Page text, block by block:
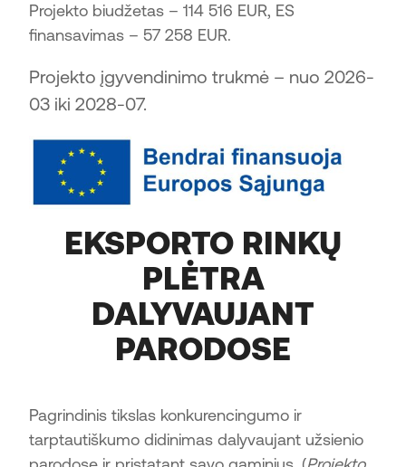
Projekto biudžetas – 114 516 EUR, ES
finansavimas – 57 258 EUR.
Projekto įgyvendinimo trukmė – nuo 2026-
03 iki 2028-07.
EKSPORTO RINKŲ
PLĖTRA
DALYVAUJANT
PARODOSE
Pagrindinis tikslas konkurencingumo ir
tarptautiškumo didinimas dalyvaujant užsienio